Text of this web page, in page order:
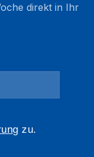
direkt in Ihr